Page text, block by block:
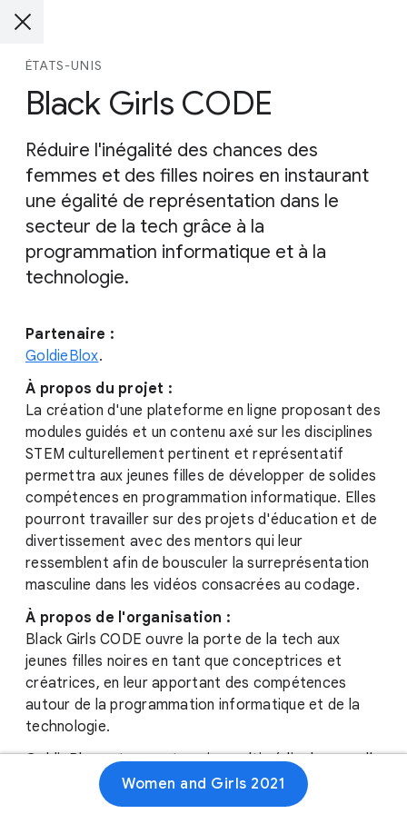
ÉTATS-UNIS
Black Girls CODE
Réduire l'inégalité des chances des
femmes et des filles noires en instaurant
une égalité de représentation dans le
secteur de la tech grâce à la
programmation informatique et à la
technologie.
Partenaire :
GoldieBlox.
À propos du projet :
La création d'une plateforme en ligne proposant des
modules guidés et un contenu axé sur les disciplines
STEM culturellement pertinent et représentatif
permettra aux jeunes filles de développer de solides
compétences en programmation informatique. Elles
pourront travailler sur des projets d'éducation et de
divertissement avec des mentors qui leur
ressemblent afin de bousculer la surreprésentation
masculine dans les vidéos consacrées au codage.
À propos de l'organisation :
Black Girls CODE ouvre la porte de la tech aux
jeunes filles noires en tant que conceptrices et
créatrices, en leur apportant des compétences
autour de la programmation informatique et de la
technologie.
GoldieBlox est une entreprise multimédia de nouvelle
génération pour les enfants et les familles qui
déconstruit les stéréotypes liés au genre en
Women and Girls 2021